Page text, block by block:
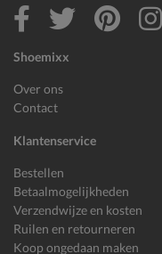
Shoemixx
Over ons
Contact
Klantenservice
Bestellen
Betaalmogelijkheden
Verzendwijze en kosten
Ruilen en retourneren
Koop ongedaan maken